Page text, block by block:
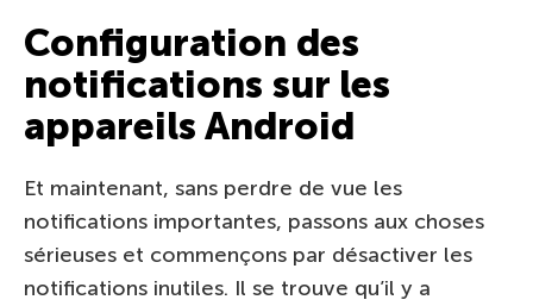
Configuration des
notifications sur les
appareils Android
Et maintenant, sans perdre de vue les
notifications importantes, passons aux choses
sérieuses et commençons par désactiver les
notifications inutiles. Il se trouve qu’il y a